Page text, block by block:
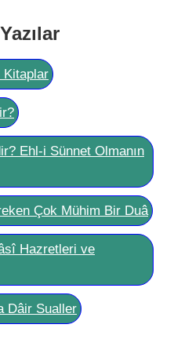
Kitaplar
Ehl-i Sünnet Olmanın
Çok Mühim Bir Duâ
Hazretleri ve
Dâir Sualler